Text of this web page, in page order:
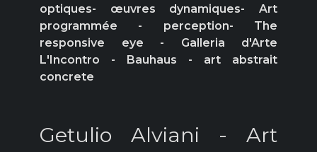
optiques- œuvres dynamiques- Art
programmée - perception- The
responsive eye - Galleria d'Arte
L'Incontro - Bauhaus - art abstrait
concrete
Getulio Alviani - Art